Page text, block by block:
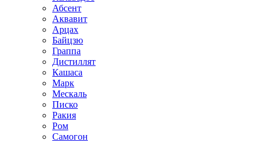
Абсент
Аквавит
Арцах
Байцзю
Граппа
Дистиллят
Кашаса
Марк
Мескаль
Писко
Ракия
Ром
Самогон